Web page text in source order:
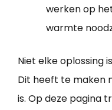
werken op
warmte
Niet elke oplossing
Dit heeft te maken
is. Op deze pagina